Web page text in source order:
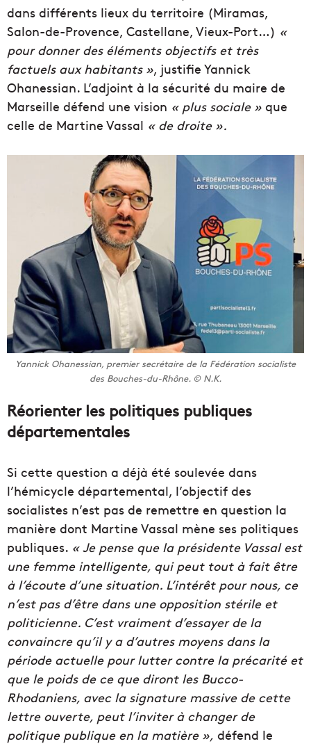
dans différents lieux du territoire (Miramas,
Salon-de-Provence, Castellane, Vieux-Port…) «
pour donner des éléments objectifs et très
factuels aux habitants », justifie Yannick
Ohanessian. L’adjoint à la sécurité du maire de
Marseille défend une vision « plus sociale » que
celle de Martine Vassal « de droite ».
Yannick Ohanessian, premier secrétaire de la Fédération socialiste
des Bouches-du-Rhône. © N.K.
Réorienter les politiques publiques
départementales
Si cette question a déjà été soulevée dans
l’hémicycle départemental, l’objectif des
socialistes n’est pas de remettre en question la
manière dont Martine Vassal mène ses politiques
publiques. « Je pense que la présidente Vassal est
une femme intelligente, qui peut tout à fait être
à l’écoute d’une situation. L’intérêt pour nous, ce
n’est pas d’être dans une opposition stérile et
politicienne. C’est vraiment d’essayer de la
convaincre qu’il y a d’autres moyens dans la
période actuelle pour lutter contre la précarité et
que le poids de ce que diront les Bucco-
Rhodaniens, avec la signature massive de cette
lettre ouverte, peut l’inviter à changer de
politique publique en la matière », défend le